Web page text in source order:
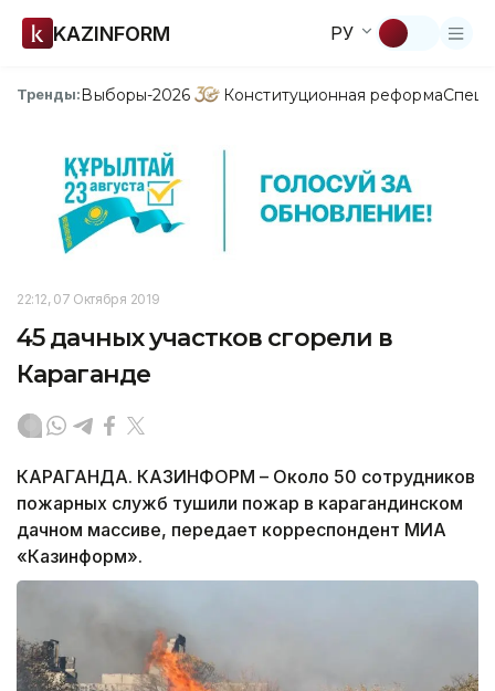
KAZINFORM РУ
Тренды:Выборы-2026 Конституционная реформа
22:12, 07 Октября 2019
45 дачных участков сгорели в
Караганде
КАРАГАНДА. КАЗИНФОРМ – Около 50 сотрудников
пожарных служб тушили пожар в карагандинском
дачном массиве, передает корреспондент МИА
«Казинформ».